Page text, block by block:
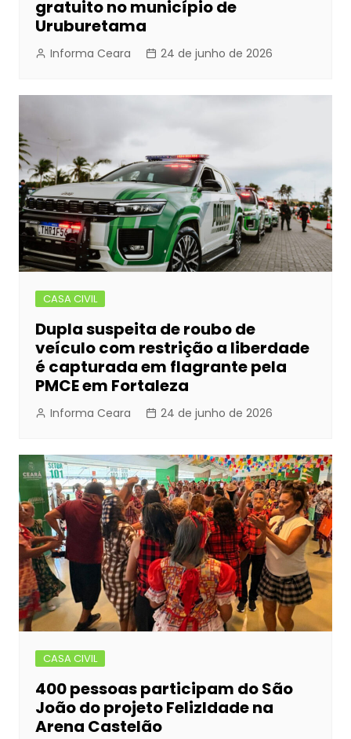
gratuito no município de
Uruburetama
Informa Ceara 24 de junho de 2026
CASA CIVIL
Dupla suspeita de roubo de
veículo com restrição a liberdade
é capturada em flagrante pela
PMCE em Fortaleza
Informa Ceara 24 de junho de 2026
CASA CIVIL
400 pessoas participam do São
João do projeto FelizIdade na
Arena Castelão